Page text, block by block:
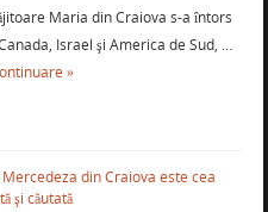
Maria din Craiova s-a întors
Israel şi America de Sud, …
»
din Craiova este cea
şi căutată